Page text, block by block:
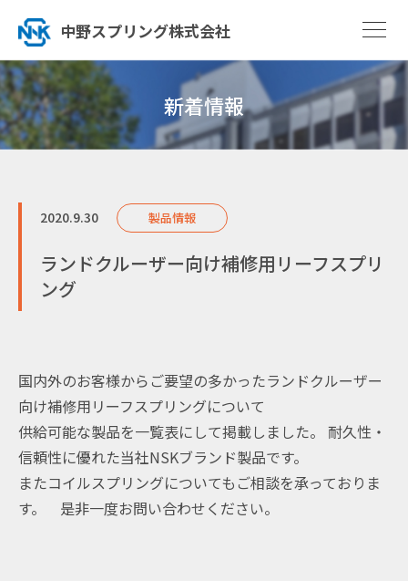
中野スプリング株式会社
新着情報
2020.9.30 製品情報
ランドクルーザー向け補修用リーフスプリ
ング
国内外のお客様からご要望の多かったランドクルーザー
向け補修用リーフスプリングについて
供給可能な製品を一覧表にして掲載しました。 耐久性・
信頼性に優れた当社NSKブランド製品です。
またコイルスプリングについてもご相談を承っておりま
す。 是非一度お問い合わせください。